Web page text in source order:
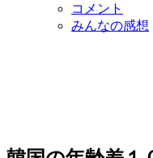
コメント
みんなの感想